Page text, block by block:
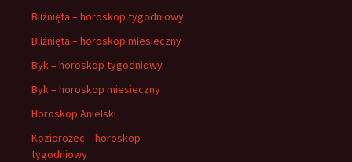
Bliźnięta – horoskop tygodniowy
Bliźnięta – horoskop miesieczny
Byk – horoskop tygodniowy
Byk – horoskop miesieczny
Horoskop Anielski
Koziorożec – horoskop
tygodniowy